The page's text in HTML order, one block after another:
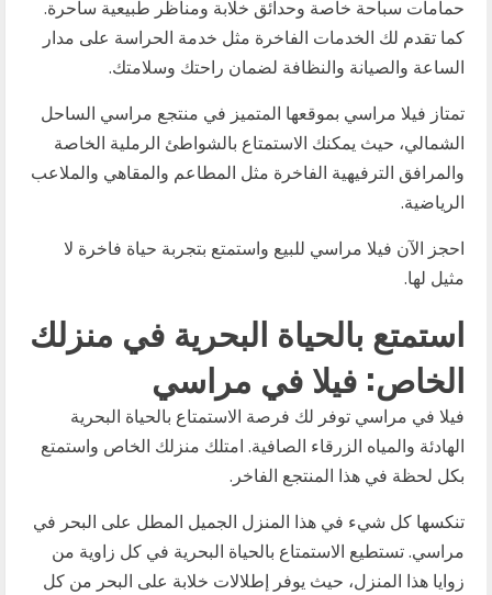
حمامات سباحة خاصة وحدائق خلابة ومناظر طبيعية ساحرة.
كما تقدم لك الخدمات الفاخرة مثل خدمة الحراسة على مدار
الساعة والصيانة والنظافة لضمان راحتك وسلامتك.
تمتاز فيلا مراسي بموقعها المتميز في منتجع مراسي الساحل
الشمالي، حيث يمكنك الاستمتاع بالشواطئ الرملية الخاصة
والمرافق الترفيهية الفاخرة مثل المطاعم والمقاهي والملاعب
الرياضية.
احجز الآن فيلا مراسي للبيع واستمتع بتجربة حياة فاخرة لا
مثيل لها.
استمتع بالحياة البحرية في منزلك
الخاص: فيلا في مراسي
فيلا في مراسي توفر لك فرصة الاستمتاع بالحياة البحرية
الهادئة والمياه الزرقاء الصافية. امتلك منزلك الخاص واستمتع
بكل لحظة في هذا المنتجع الفاخر.
تنكسها كل شيء في هذا المنزل الجميل المطل على البحر في
مراسي. تستطيع الاستمتاع بالحياة البحرية في كل زاوية من
زوايا هذا المنزل، حيث يوفر إطلالات خلابة على البحر من كل